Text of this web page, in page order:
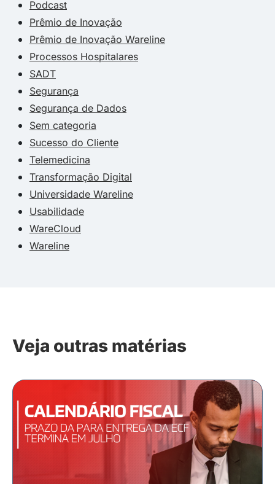
Podcast
Prêmio de Inovação
Prêmio de Inovação Wareline
Processos Hospitalares
SADT
Segurança
Segurança de Dados
Sem categoria
Sucesso do Cliente
Telemedicina
Transformação Digital
Universidade Wareline
Usabilidade
WareCloud
Wareline
Veja outras matérias